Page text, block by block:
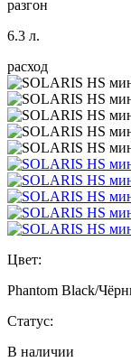
разгон
6.3 л.
расход
Цвет:
Phantom Black/
Статус:
В наличии